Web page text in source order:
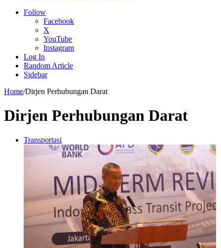
Follow
Facebook
X
YouTube
Instagram
Log In
Random Article
Sidebar
Home/Dirjen Perhubungan Darat
Dirjen Perhubungan Darat
Transportasi